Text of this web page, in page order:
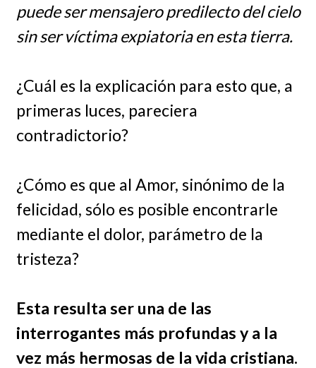
puede ser mensajero predilecto del cielo
sin ser víctima expiatoria en esta tierra.
¿Cuál es la explicación para esto que, a
primeras luces, pareciera
contradictorio?
¿Cómo es que al Amor, sinónimo de la
felicidad, sólo es posible encontrarle
mediante el dolor, parámetro de la
tristeza?
Esta resulta ser una de las
interrogantes más profundas y a la
vez más hermosas de la vida cristiana.